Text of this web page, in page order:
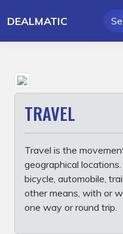
toDEALMATIC
TRAVEL
Travel is the
geographical
bicycle, automobile,
other means, with or
one way or round trip.